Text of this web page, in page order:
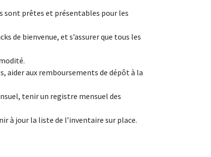
sont prêtes et présentables pour les
de bienvenue, et s’assurer que tous les
aider aux remboursements de dépôt à la
tenir un registre mensuel des
à jour la liste de l’inventaire sur place.